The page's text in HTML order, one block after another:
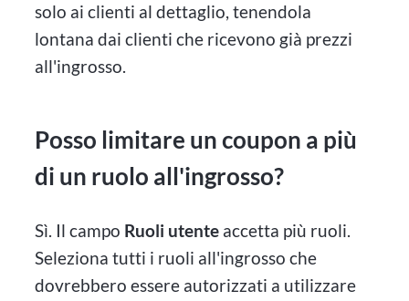
solo ai clienti al dettaglio, tenendola
lontana dai clienti che ricevono già prezzi
all'ingrosso.
Posso limitare un coupon a più
di un ruolo all'ingrosso?
Sì. Il campo Ruoli utente accetta più ruoli.
Seleziona tutti i ruoli all'ingrosso che
dovrebbero essere autorizzati a utilizzare